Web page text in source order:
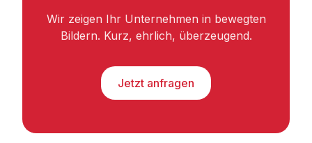
Wir zeigen Ihr Unternehmen in bewegten
Bildern. Kurz, ehrlich, überzeugend.
Jetzt anfragen